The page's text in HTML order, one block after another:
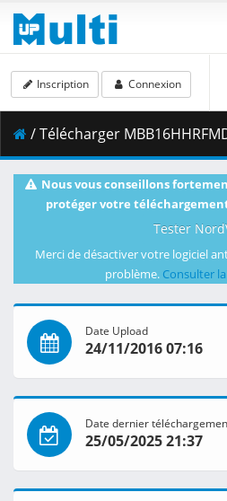
Inscription Connexion
/ Télécharger
Nous vous conseillons
protéger votre
Tester
Merci de désactiver votre logiciel
problème. Consulter
Date Upload
24/11/2016 07:16
Date dernier
25/05/2025 21:37